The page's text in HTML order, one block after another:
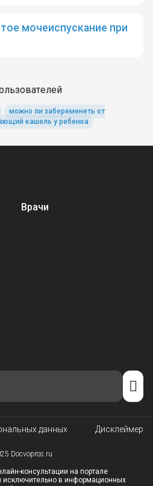
мочеиспускание при
можно ли забеременеть от
кашель у ребенка
Врачи
данных Дисклеймер
Docvopros.ru
консультации на портале
исключительно в информационных